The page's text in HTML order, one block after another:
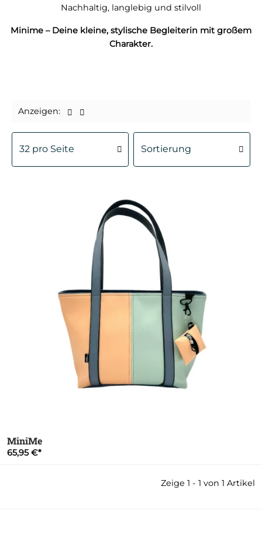
Nachhaltig, langlebig und stilvoll
Minime – Deine kleine, stylische Begleiterin mit großem
Charakter.
Anzeigen:
MiniMe
65,95 €
Zeige 1 - 1 von 1 Artikel